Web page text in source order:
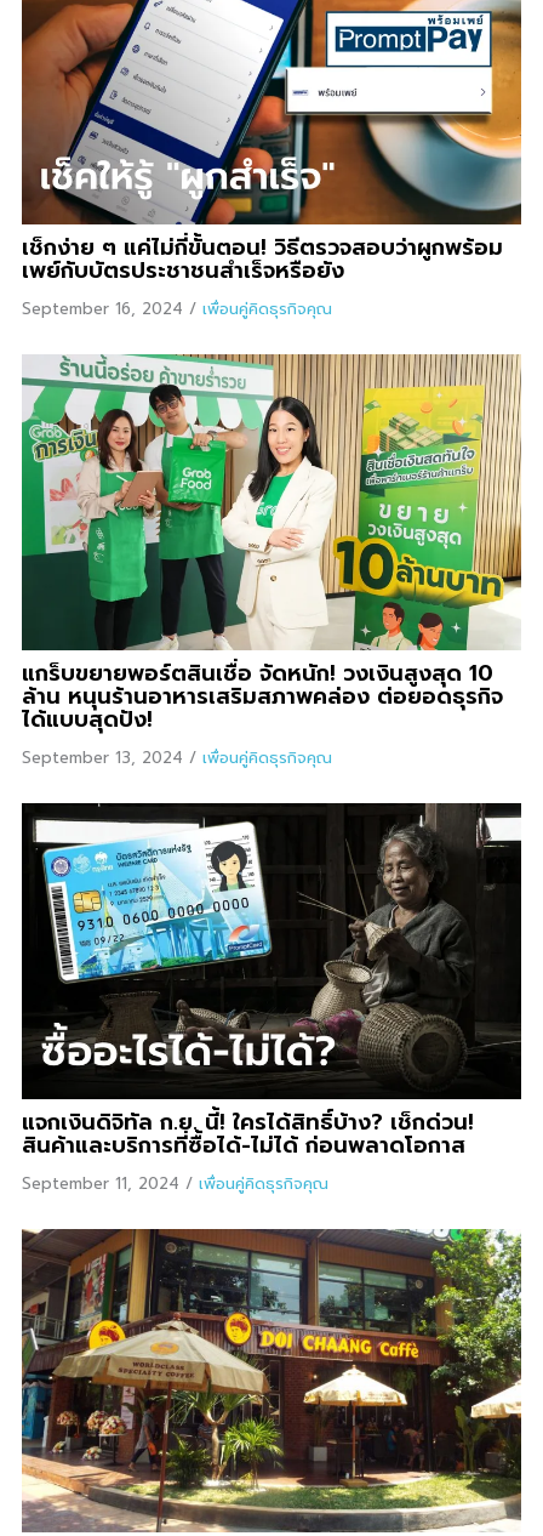
เช็กง่าย ๆ แค่ไม่กี่ขั้นตอน! วิธีตรวจสอบว่าผูกพร้อม
เพย์กับบัตรประชาชนสำเร็จหรือยัง
September 16, 2024 / เพื่อนคู่คิดธุรกิจคุณ
แกร็บขยายพอร์ตสินเชื่อ จัดหนัก! วงเงินสูงสุด 10
ล้าน หนุนร้านอาหารเสริมสภาพคล่อง ต่อยอดธุรกิจ
ได้แบบสุดปัง!
September 13, 2024 / เพื่อนคู่คิดธุรกิจคุณ
แจกเงินดิจิทัล ก.ย. นี้! ใครได้สิทธิ์บ้าง? เช็กด่วน!
สินค้าและบริการที่ซื้อได้-ไม่ได้ ก่อนพลาดโอกาส
September 11, 2024 / เพื่อนคู่คิดธุรกิจคุณ